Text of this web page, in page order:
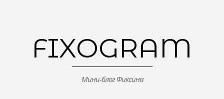
FIXOGRAM
Мини-блог Фиксина